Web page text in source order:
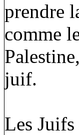
prendre
comme
juif.
Les